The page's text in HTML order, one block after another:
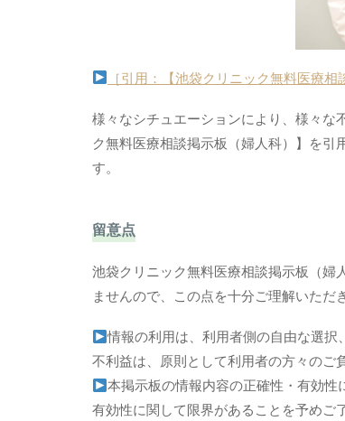
［引用：【池袋クリニック無料医療相
様々なシチュエーションにより、様々な
ク無料医療相談掲示板（婦人科）】を
す。
留意点
池袋クリニック無料医療相談掲示板（婦
ませんので、この点を十分ご理解いただ
情報の利用は、利用者側の自由な選
不利益は、原則として利用者の方々のご
本掲示板の情報内容の正確性・有効性
有効性に関して限界があることを予めご